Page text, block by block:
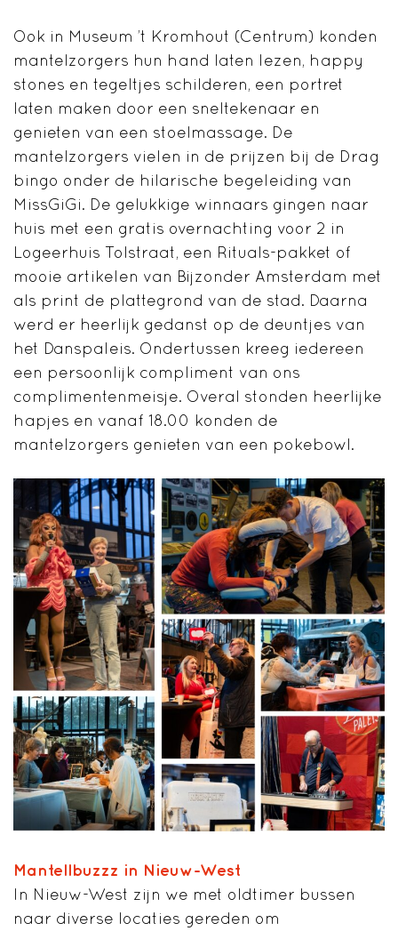
Ook in Museum ’t Kromhout (Centrum) konden
mantelzorgers hun hand laten lezen, happy
stones en tegeltjes schilderen, een portret
laten maken door een sneltekenaar en
genieten van een stoelmassage. De
mantelzorgers vielen in de prijzen bij de Drag
bingo onder de hilarische begeleiding van
MissGiGi. De gelukkige winnaars gingen naar
huis met een gratis overnachting voor 2 in
Logeerhuis Tolstraat, een Rituals-pakket of
mooie artikelen van Bijzonder Amsterdam met
als print de plattegrond van de stad. Daarna
werd er heerlijk gedanst op de deuntjes van
het Danspaleis. Ondertussen kreeg iedereen
een persoonlijk compliment van ons
complimentenmeisje. Overal stonden heerlijke
hapjes en vanaf 18.00 konden de
mantelzorgers genieten van een pokebowl.
Mantellbuzzz in Nieuw-West
In Nieuw-West zijn we met oldtimer bussen
naar diverse locaties gereden om